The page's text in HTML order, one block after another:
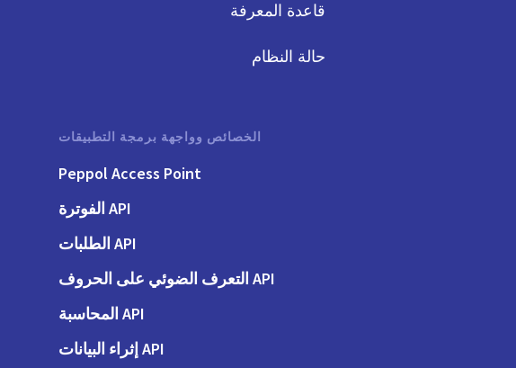
قاعدة المعرفة
حالة النظام
الخصائص وواجهة برمجة التطبيقات
Peppol Access Point
API الفوترة
API الطلبات
API التعرف الضوئي على الحروف
API المحاسبة
API إثراء البيانات